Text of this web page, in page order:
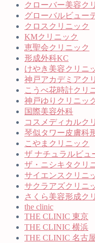
クローバー美容ク
グローバルビュー
クロスクリニック
KMクリニック
恵聖会クリニック
形成外科KC
けやき美容クリニ
神戸アカデミアク
こうべ花時計クリ
神戸ゆりクリニッ
国際美容外科
コスメディカルク
琴似タワー皮膚科
こやまクリニック
ザ ナチュラルビュ
ザ・ニシキタクリ
サイエンスクリニ
サクラアズクリニ
さくら美容形成ク
the clinic
THE CLINIC 東京
THE CLINIC 横浜
THE CLINIC 名古